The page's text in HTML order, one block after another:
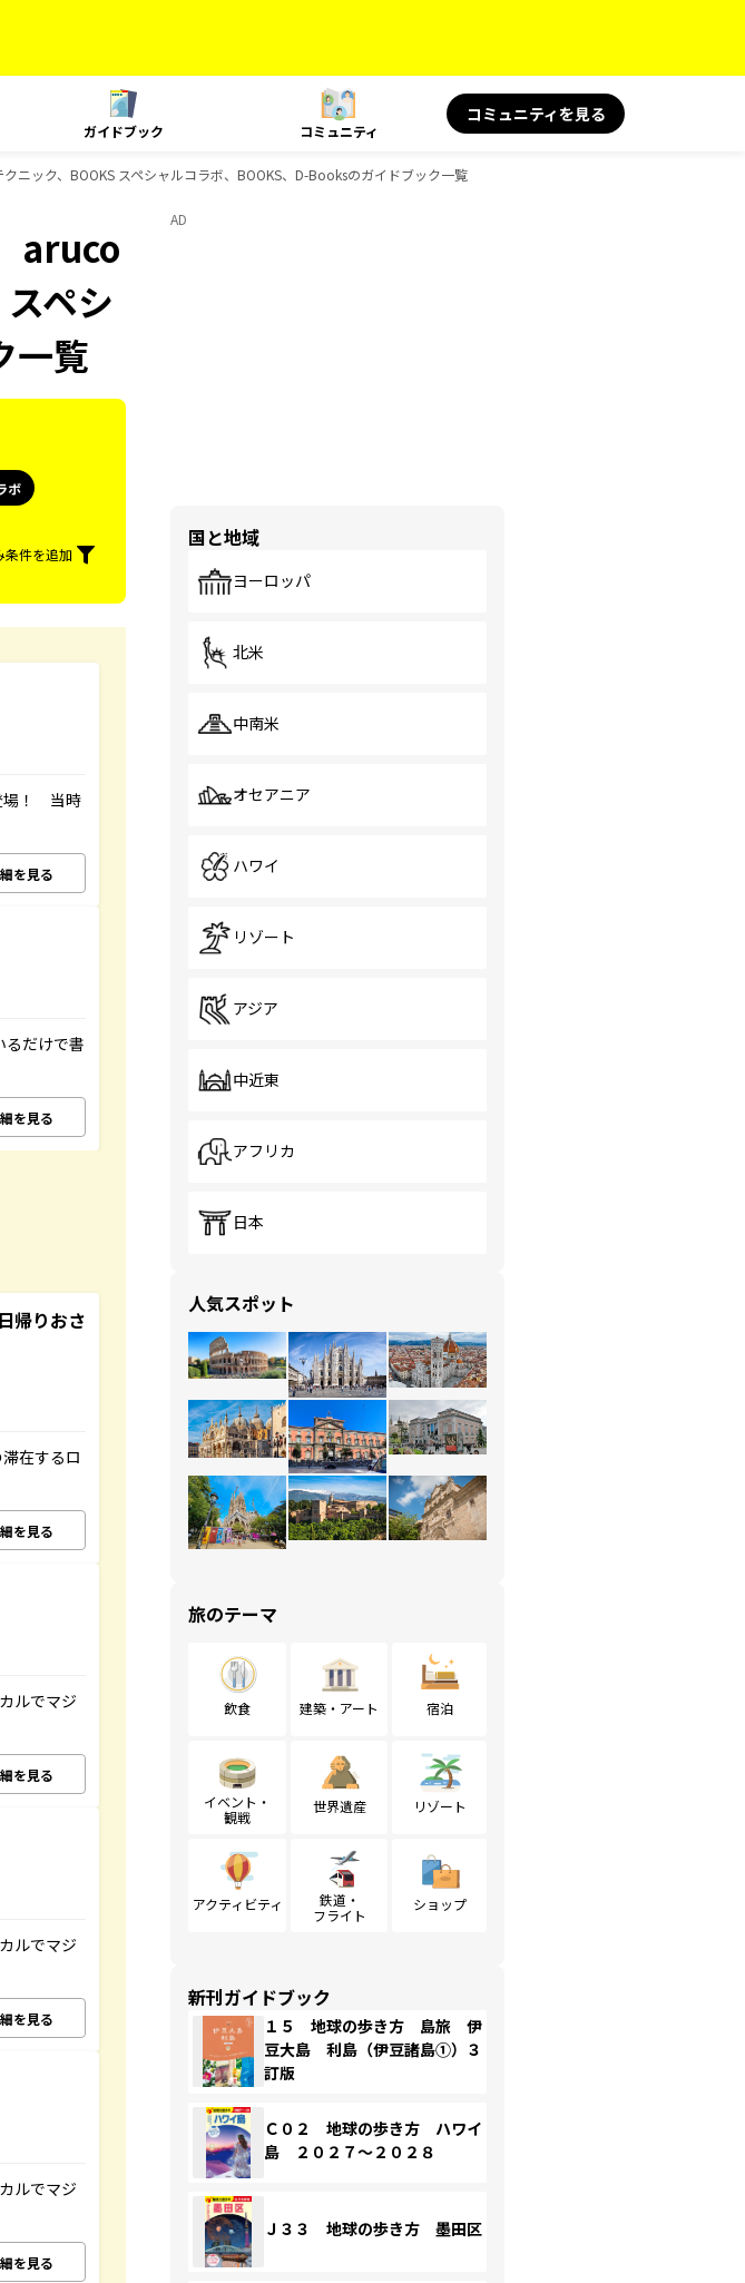
ガイドブック コミュニティ
コミュニティを見る
ック、BOOKS スペシャルコラボ、BOOKS、D-Booksのガイドブック一覧
aruco
ペシ
一覧
ボ
条件を追加
場！ 当時
を見る
るだけで書
を見る
帰りおさ
在するロ
を見る
ルでマジ
を見る
ルでマジ
を見る
ルでマジ
を見る
AD
国と地域
ヨーロッパ
北米
中南米
オセアニア
ハワイ
リゾート
アジア
中近東
アフリカ
日本
人気スポット
旅のテーマ
飲食 建築・アート 宿泊
イベント・
観戦
世界遺産 リゾート
アクティビティ
鉄道・
フライト
ショップ
新刊ガイドブック
１５ 地球の歩き方 島旅 伊
豆大島 利島（伊豆諸島①）３
訂版
Ｃ０２ 地球の歩き方 ハワイ
島 ２０２７～２０２８
Ｊ３３ 地球の歩き方 墨田区